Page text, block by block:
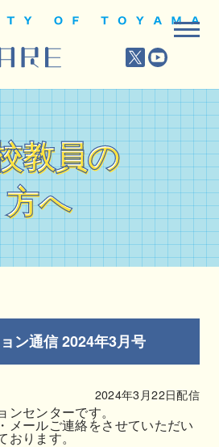
教員の
方へ
教員の
方へ
ン通信 2024年3月号
2024年3月22日配信
センターです。
メールご連絡をさせていただい
おります。